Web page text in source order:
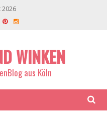
2026
WINKEN
aus Köln